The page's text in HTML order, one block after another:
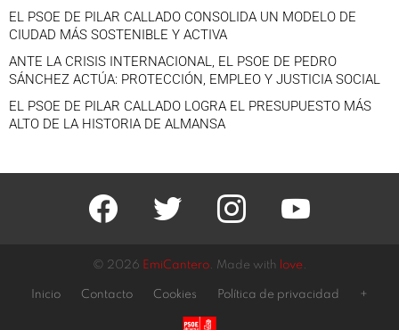
EL PSOE DE PILAR CALLADO CONSOLIDA UN MODELO DE
CIUDAD MÁS SOSTENIBLE Y ACTIVA
ANTE LA CRISIS INTERNACIONAL, EL PSOE DE PEDRO
SÁNCHEZ ACTÚA: PROTECCIÓN, EMPLEO Y JUSTICIA SOCIAL
EL PSOE DE PILAR CALLADO LOGRA EL PRESUPUESTO MÁS
ALTO DE LA HISTORIA DE ALMANSA
facebook twitter instagram youtube
© 2026 EmiCantero. Made with love.
Inicio Contacto Cookies Política de privacidad +